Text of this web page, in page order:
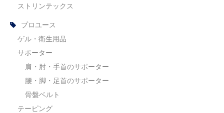
ストリンテックス
プロユース
ゲル・衛生用品
サポーター
肩・肘・手首のサポーター
腰・脚・足首のサポーター
骨盤ベルト
テーピング